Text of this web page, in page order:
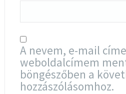
A nevem, e-mail
weboldalcímem
böngészőben a
hozzászólásomhoz.